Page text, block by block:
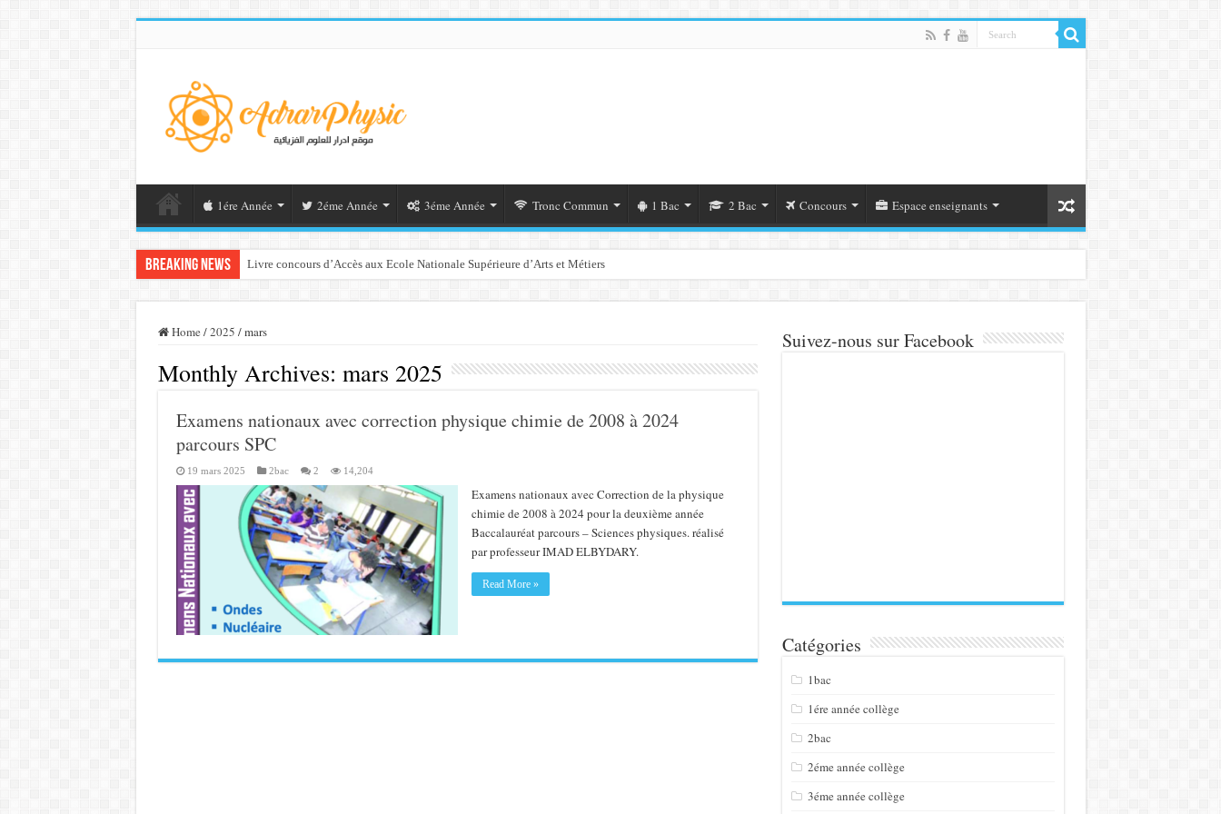
1ére Année 2éme Année 3éme Année Tronc Commun 1 Bac 2 Bac Concours Espace enseignants
Breaking News Livre concours d’Accès aux Ecole Nationale Supérieure d’Arts et Métiers
Home /2025 /mars
Monthly Archives: mars 2025
Examens nationaux avec correction physique chimie de 2008 à 2024
parcours SPC
19 mars 2025 2bac 2 14,204
Examens nationaux avec Correction de la physique
chimie de 2008 à 2024 pour la deuxième année
Baccalauréat parcours – Sciences physiques. réalisé
par professeur IMAD ELBYDARY.
Read More »
Suivez-nous sur Facebook
Catégories
1bac
1ére année collège
2bac
2éme année collège
3éme année collège